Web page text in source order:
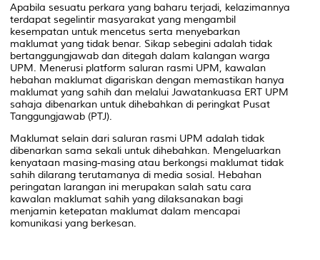
Apabila sesuatu perkara yang baharu terjadi, kelazimannya
terdapat segelintir masyarakat yang mengambil
kesempatan untuk mencetus serta menyebarkan
maklumat yang tidak benar. Sikap sebegini adalah tidak
bertanggungjawab dan ditegah dalam kalangan warga
UPM. Menerusi platform saluran rasmi UPM, kawalan
hebahan maklumat digariskan dengan memastikan hanya
maklumat yang sahih dan melalui Jawatankuasa ERT UPM
sahaja dibenarkan untuk dihebahkan di peringkat Pusat
Tanggungjawab (PTJ).
Maklumat selain dari saluran rasmi UPM adalah tidak
dibenarkan sama sekali untuk dihebahkan. Mengeluarkan
kenyataan masing-masing atau berkongsi maklumat tidak
sahih dilarang terutamanya di media sosial. Hebahan
peringatan larangan ini merupakan salah satu cara
kawalan maklumat sahih yang dilaksanakan bagi
menjamin ketepatan maklumat dalam mencapai
komunikasi yang berkesan.